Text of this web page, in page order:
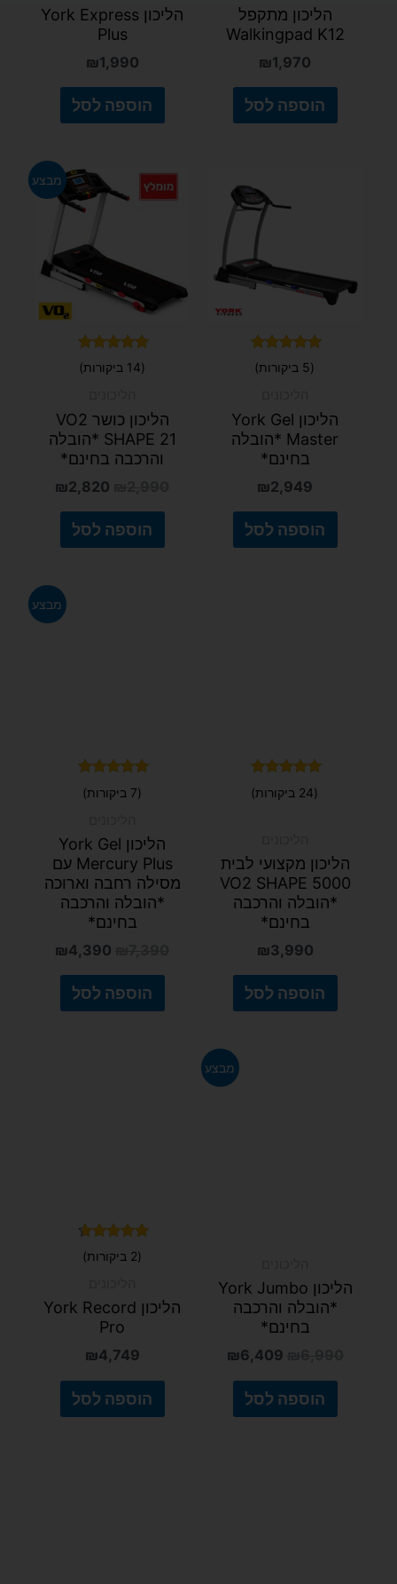
הליכון מתקפל
Walkingpad K12
₪1,970
הוספה לסל
הליכון York Express
Plus
₪1,990
הוספה לסל
דורג
5.00
(5 ביקורות)
הליכון York Gel
Master *הובלה
בחינם*
₪2,949
הוספה לסל
מבצע
דורג
5.00
(14 ביקורות)
הליכון כושר VO2
SHAPE 21 *הובלה
והרכבה בחינם*
המחיר
המקורי
היה:
₪2,820
המחיר
הנוכחי
הוספה לסל
הליכון מקצועי לבית
VO2 SHAPE 5000
*הובלה והרכבה
בחינם*
₪3,990
הוספה לסל
מבצע
הליכון York Gel
Mercury Plus עם
מסילה רחבה וארוכה
*הובלה והרכבה
בחינם*
₪4,390
המחיר
הנוכחי
הוספה לסל
מבצע
הליכון York Jumbo
*הובלה והרכבה
בחינם*
₪6,409
המחיר
הנוכחי
הוספה לסל
הליכון York Record
Pro
₪4,749
הוספה לסל